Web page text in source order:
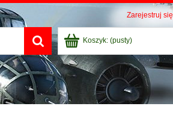
Zarejestruj się
Koszyk: (pusty)